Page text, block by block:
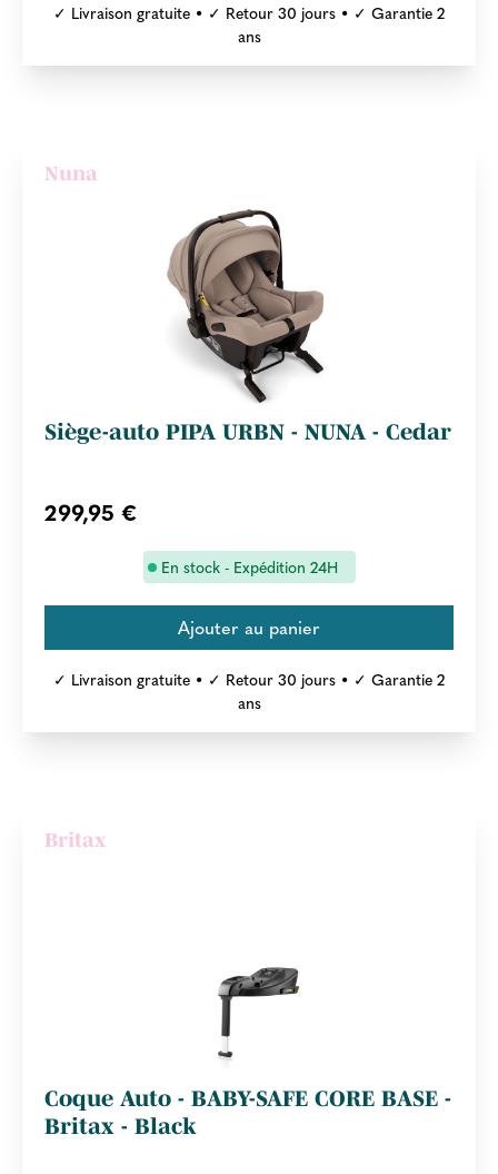
✓ Livraison gratuite • ✓ Retour 30 jours • ✓ Garantie 2
ans
Nuna
Siège-auto PIPA URBN - NUNA - Cedar
299,95 €
En stock - Expédition 24H
✓ Livraison gratuite • ✓ Retour 30 jours • ✓ Garantie 2
ans
Britax
Coque Auto - BABY-SAFE CORE BASE -
Britax - Black